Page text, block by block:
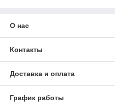
О нас
Контакты
Доставка и оплата
График работы